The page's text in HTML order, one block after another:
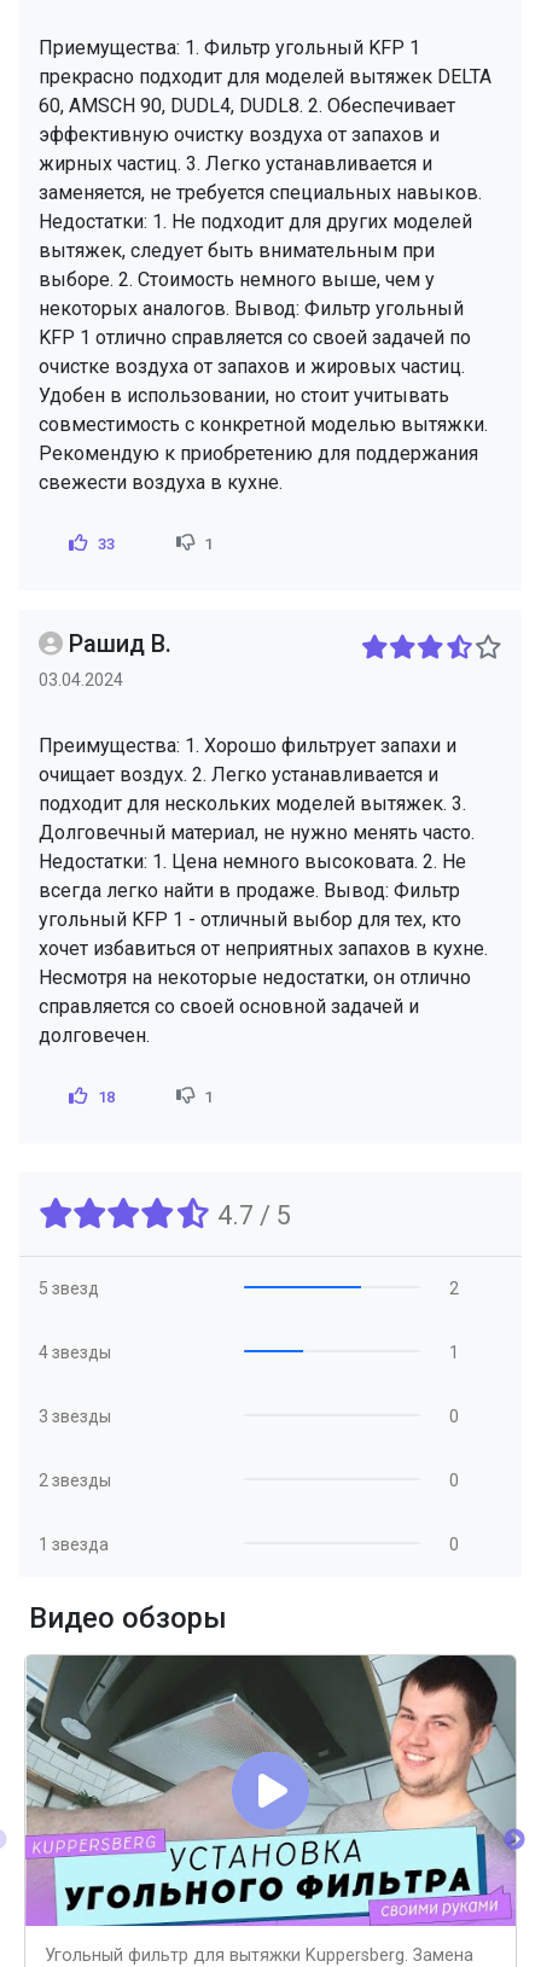
Приемущества: 1. Фильтр угольный KFP 1
прекрасно подходит для моделей вытяжек DELTA
60, AMSCH 90, DUDL4, DUDL8. 2. Обеспечивает
эффективную очистку воздуха от запахов и
жирных частиц. 3. Легко устанавливается и
заменяется, не требуется специальных навыков.
Недостатки: 1. Не подходит для других моделей
вытяжек, следует быть внимательным при
выборе. 2. Стоимость немного выше, чем у
некоторых аналогов. Вывод: Фильтр угольный
KFP 1 отлично справляется со своей задачей по
очистке воздуха от запахов и жировых частиц.
Удобен в использовании, но стоит учитывать
совместимость с конкретной моделью вытяжки.
Рекомендую к приобретению для поддержания
свежести воздуха в кухне.
33 1
Рашид В.
03.04.2024
Преимущества: 1. Хорошо фильтрует запахи и
очищает воздух. 2. Легко устанавливается и
подходит для нескольких моделей вытяжек. 3.
Долговечный материал, не нужно менять часто.
Недостатки: 1. Цена немного высоковата. 2. Не
всегда легко найти в продаже. Вывод: Фильтр
угольный KFP 1 - отличный выбор для тех, кто
хочет избавиться от неприятных запахов в кухне.
Несмотря на некоторые недостатки, он отлично
справляется со своей основной задачей и
долговечен.
18 1
4.7 / 5
5 звезд 2
4 звезды 1
3 звезды 0
2 звезды 0
1 звезда 0
Видео обзоры
Угольный фильтр для вытяжки Kuppersberg. Замена